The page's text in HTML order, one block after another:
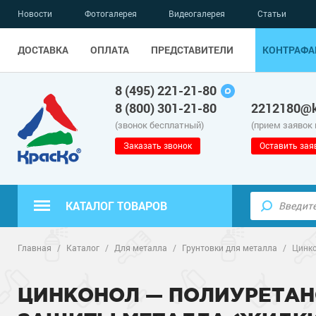
Новости Фотогалерея Видеогалерея Статьи
ДОСТАВКА ОПЛАТА ПРЕДСТАВИТЕЛИ
8 (495) 221-21-80
8 (800) 301-21-80
(звонок бесплатный)
Заказать звонок
(прием заявок
Оставить
КАТАЛОГ ТОВАРОВ
Полимерные наливные полы
Водно-
Эпоксидные
Грунт-эмали
Главная / Каталог / Для металла / Грунтовки для металла /
ЦИНКОНОЛ —